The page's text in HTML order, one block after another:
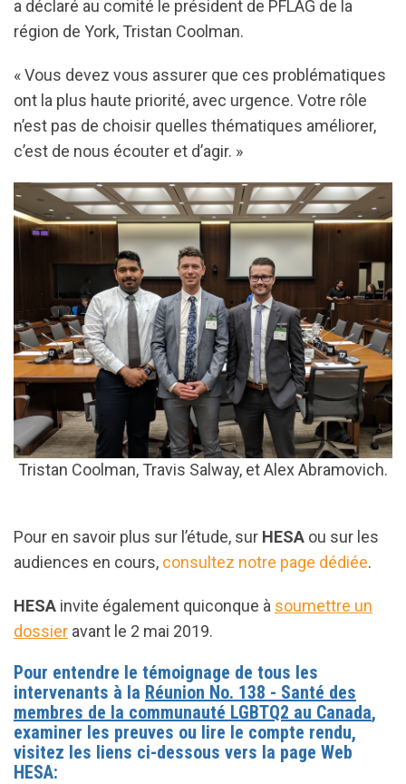
a déclaré au comité le président de PFLAG de la
région de York, Tristan Coolman.
« Vous devez vous assurer que ces problématiques
ont la plus haute priorité, avec urgence. Votre rôle
n’est pas de choisir quelles thématiques améliorer,
c’est de nous écouter et d’agir. »
Tristan Coolman, Travis Salway, etAlex Abramovich.
Pour en savoir plus sur l’étude, sur HESA ou sur les
audiences en cours, consultez notre page dédiée.
HESA invite également quiconque à soumettre un
dossier avant le 2 mai 2019.
Pour entendre le témoignage de tous les
intervenants à la Réunion No. 138 - Santé des
membres de la communauté LGBTQ2 au Canada,
examiner les preuves ou lire le compte rendu,
visitez les liens ci-dessous vers la page Web
HESA: